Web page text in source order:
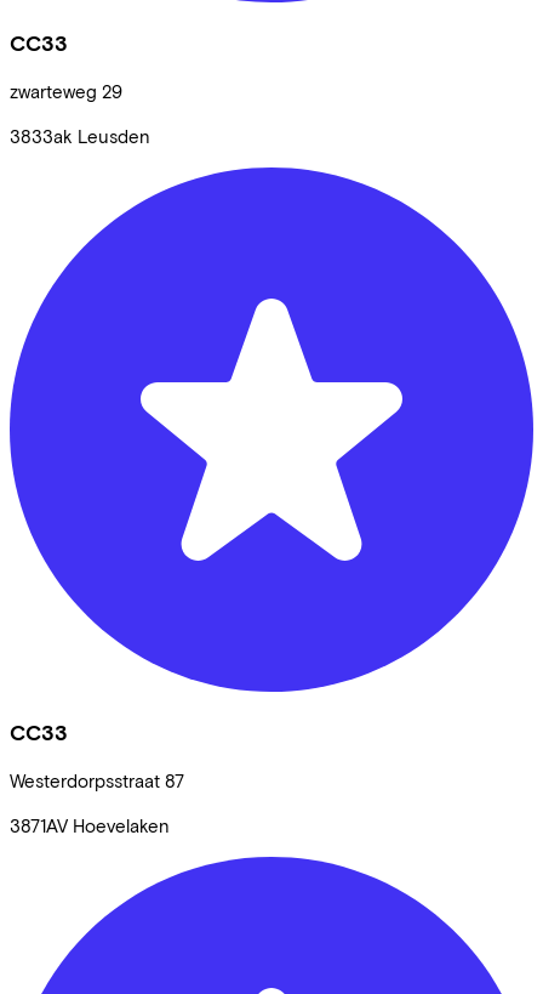
CC33
zwarteweg 29
3833ak Leusden
CC33
Westerdorpsstraat 87
3871AV Hoevelaken